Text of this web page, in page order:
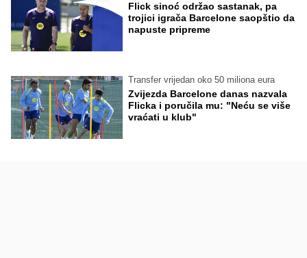
Flick sinoć održao sastanak, pa
trojici igrača Barcelone saopštio da
napuste pripreme
Transfer vrijedan oko 50 miliona eura
Zvijezda Barcelone danas nazvala
Flicka i poručila mu: "Neću se više
vraćati u klub"